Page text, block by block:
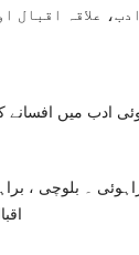
ادب، علاقہ اقبال